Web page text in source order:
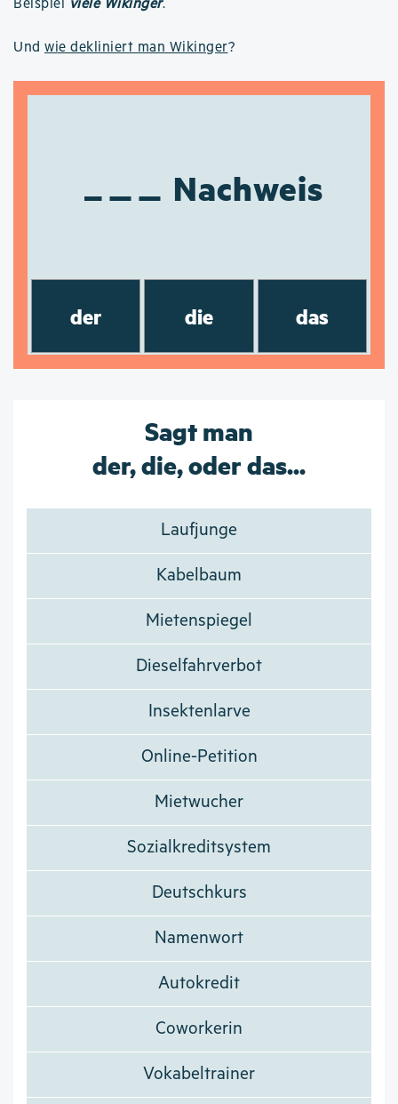
Beispiel viele Wikinger.
Und wie dekliniert man Wikinger?
Nachweis
der die das
Sagt man
der, die, oder das...
Laufjunge
Kabelbaum
Mietenspiegel
Dieselfahrverbot
Insektenlarve
Online-Petition
Mietwucher
Sozialkreditsystem
Deutschkurs
Namenwort
Autokredit
Coworkerin
Vokabeltrainer